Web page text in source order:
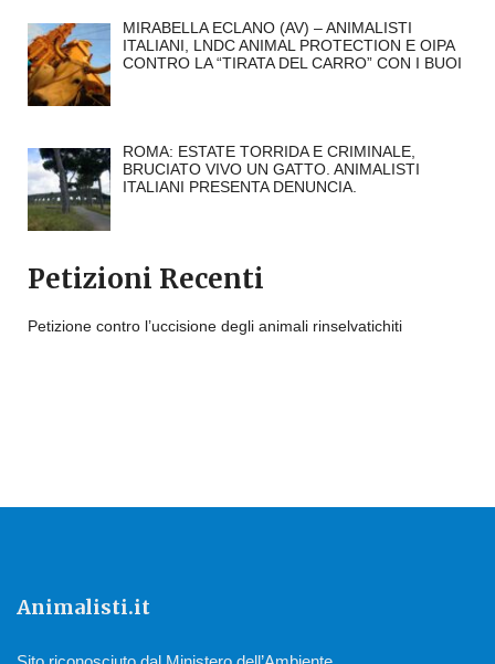
MIRABELLA ECLANO (AV) – ANIMALISTI
ITALIANI, LNDC ANIMAL PROTECTION E OIPA
CONTRO LA “TIRATA DEL CARRO” CON I BUOI
ROMA: ESTATE TORRIDA E CRIMINALE,
BRUCIATO VIVO UN GATTO. ANIMALISTI
ITALIANI PRESENTA DENUNCIA.
Petizioni Recenti
Petizione contro l’uccisione degli animali rinselvatichiti
Animalisti.it